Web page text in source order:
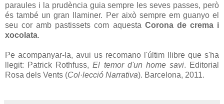
paraules i la prudència guia sempre les seves passes, però
és també un gran llaminer. Per això sempre em guanyo el
seu cor amb pastissets com aquesta Corona de crema i
xocolata.
Pe acompanyar-la, avui us recomano l'últim llibre que s'ha
llegit: Patrick Rothfuss,El temor d'un home savi. Editorial
Rosa dels Vents (Col·lecció Narrativa). Barcelona, 2011.